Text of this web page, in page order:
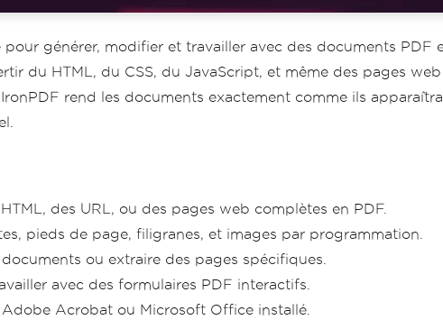
générer, modifier et travailler avec des documents PDF
du HTML, du CSS, du JavaScript, et même des pages
rend les documents exactement comme ils
des URL, ou des pages web complètes en PDF.
pieds de page, filigranes, et images par programmation.
ou extraire des pages spécifiques.
avec des formulaires PDF interactifs.
Acrobat ou Microsoft Office installé.